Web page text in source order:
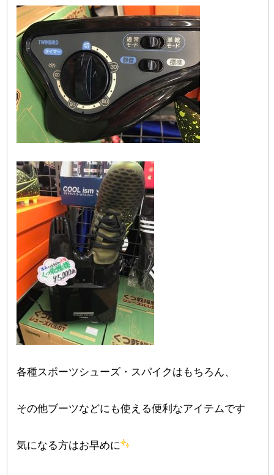
各種スポーツシューズ・スパイクはもちろん、
その他ブーツなどにも使える便利なアイテムです
気になる方はお早めに